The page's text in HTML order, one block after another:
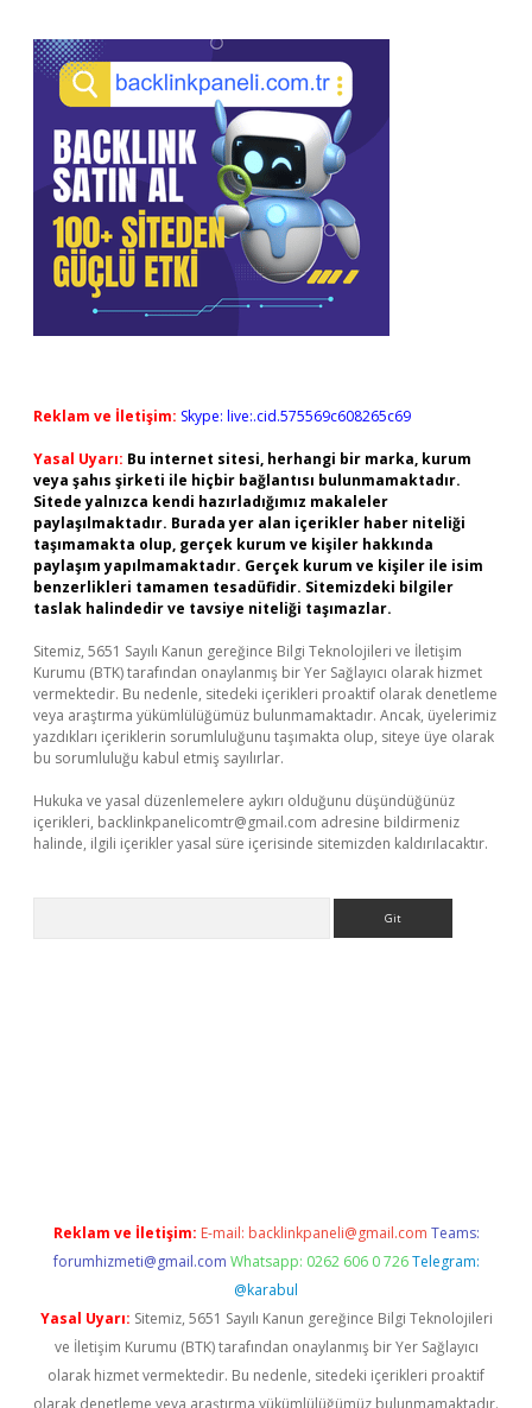
Reklam ve İletişim: Skype: live:.cid.575569c608265c69
Yasal Uyarı: Bu internet sitesi, herhangi bir marka, kurum
veya şahıs şirketi ile hiçbir bağlantısı bulunmamaktadır.
Sitede yalnızca kendi hazırladığımız makaleler
paylaşılmaktadır. Burada yer alan içerikler haber niteliği
taşımamakta olup, gerçek kurum ve kişiler hakkında
paylaşım yapılmamaktadır. Gerçek kurum ve kişiler ile isim
benzerlikleri tamamen tesadüfidir. Sitemizdeki bilgiler
taslak halindedir ve tavsiye niteliği taşımazlar.
Sitemiz, 5651 Sayılı Kanun gereğince Bilgi Teknolojileri ve İletişim
Kurumu (BTK) tarafından onaylanmış bir Yer Sağlayıcı olarak hizmet
vermektedir. Bu nedenle, sitedeki içerikleri proaktif olarak denetleme
veya araştırma yükümlülüğümüz bulunmamaktadır. Ancak, üyelerimiz
yazdıkları içeriklerin sorumluluğunu taşımakta olup, siteye üye olarak
bu sorumluluğu kabul etmiş sayılırlar.
Hukuka ve yasal düzenlemelere aykırı olduğunu düşündüğünüz
içerikleri, backlinkpanelicomtr@gmail.com adresine bildirmeniz
halinde, ilgili içerikler yasal süre içerisinde sitemizden kaldırılacaktır.
Reklam ve İletişim: E-mail: backlinkpaneli@gmail.com Teams:
forumhizmeti@gmail.com Whatsapp: 0262 606 0 726 Telegram:
@karabul
Yasal Uyarı: Sitemiz, 5651 Sayılı Kanun gereğince Bilgi Teknolojileri
ve İletişim Kurumu (BTK) tarafından onaylanmış bir Yer Sağlayıcı
olarak hizmet vermektedir. Bu nedenle, sitedeki içerikleri proaktif
olarak denetleme veya araştırma yükümlülüğümüz bulunmamaktadır.